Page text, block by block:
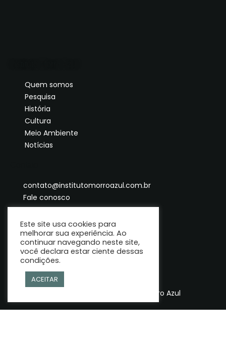
Quem somos
Pesquisa
História
Cultura
Meio Ambiente
Notícias
contato@institutomorroazul.com.br
Fale conosco
© Copyright 2025 | Instituto Morro Azul
Este site usa cookies para
melhorar sua experiência. Ao
continuar navegando neste site,
você declara estar ciente dessas
condições.
ACEITAR